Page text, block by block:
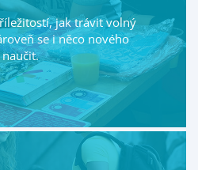
jak trávit volný
se i něco nového
naučit.